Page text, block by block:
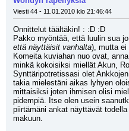
Viesti 44 - 11.01.2010 klo 21:46:44
Onnittelut täältäkin! : :D :D
Pakko myöntää, että luulin sua
että näyttäisit vanhalta), mutta ei
Komeita kuviahan nuo ovat,
minkä kokoisiksi miellät Akun,
Synttäripotretissasi olet
takia mielestäni aikas lyhyen
mittaisiksi joten ihmisen olisi
pidempiä. Itse olen usein
piirtämäni ankat näyttävät
makuun.